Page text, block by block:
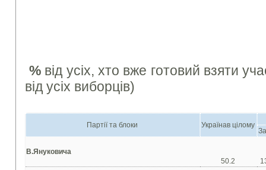
% від усіх, хто вже готовий взяти
від усіх виборців)
Партії та блоки Українав цілому
В.Януковича
50.2